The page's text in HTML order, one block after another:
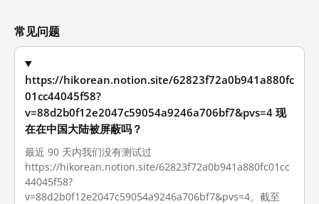
常见问题
https://hikorean.notion.site/62823f72a0b941a880fc
01cc44045f58?
v=88d2b0f12e2047c59054a9246a706bf7&pvs=4 现
在在中国大陆被屏蔽吗？
最近 90 天内我们没有测试过
https://hikorean.notion.site/62823f72a0b941a880fc01cc
44045f58?
v=88d2b0f12e2047c59054a9246a706bf7&pvs=4。截至